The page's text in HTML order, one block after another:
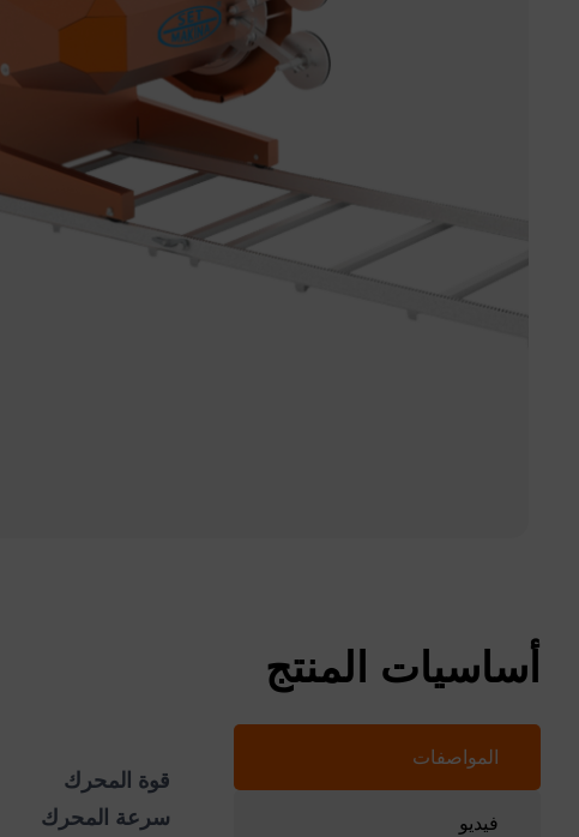
أساسيات المنتج
المواصفات
فيديو
قوة المحرك
سرعة المحرك